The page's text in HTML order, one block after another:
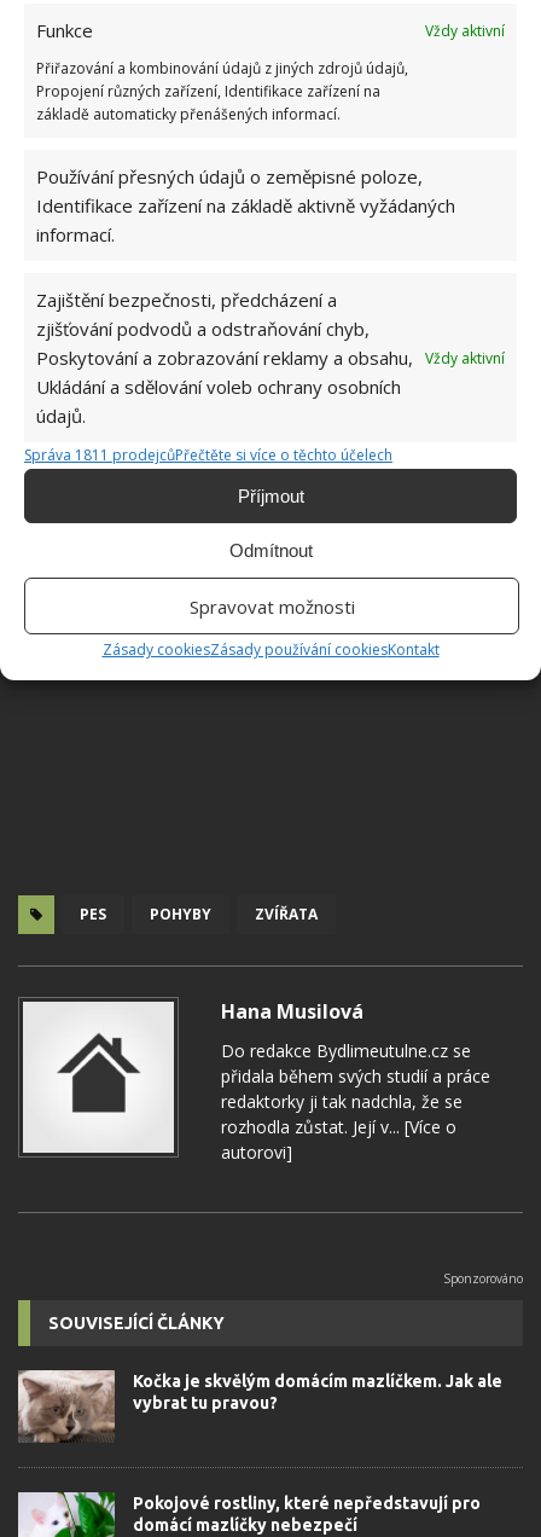
Funkce
Vždy aktivní
Přiřazování a kombinování údajů z jiných zdrojů údajů,
Propojení různých zařízení, Identifikace zařízení na
základě automaticky přenášených informací.
Používání přesných údajů o zeměpisné poloze,
Identifikace zařízení na základě aktivně vyžádaných
informací.
Zajištění bezpečnosti, předcházení a
zjišťování podvodů a odstraňování chyb,
Poskytování a zobrazování reklamy a obsahu,
Ukládání a sdělování voleb ochrany osobních
údajů.
Vždy aktivní
Správa 1811 prodejcůPřečtěte si více o těchto účelech
Příjmout
Odmítnout
Spravovat možnosti
Zásady cookiesZásady používání cookiesKontakt
Koukání se psům do očí
Koukání se psům do očí může být nedorozumění,
druhému, vyzývá ho tím k boji. Pes může začít vrčet,
utéct, vycouvat z bojiště, nebo přijmout výzvu k boji.
Váš pes vás bude zřejmě tolerovat a dívání se mu do
se takto nemůžete chovat k cizím psům a ani k těm,
které moc neznáte.
Zdroj: PetMD
PES POHYBY ZVÍŘATA
Hana Musilová
Do redakce Bydlimeutulne.cz se
přidala během svých studií a práce
redaktorky ji tak nadchla, že se
rozhodla zůstat. Její v... [Více o
autorovi]
SOUVISEJÍCÍ ČLÁNKY
Kočka je skvělým domácím mazlíčkem. Jak ale
vybrat tu pravou?
Pokojové rostliny, které nepředstavují pro
domácí mazlíčky nebezpečí